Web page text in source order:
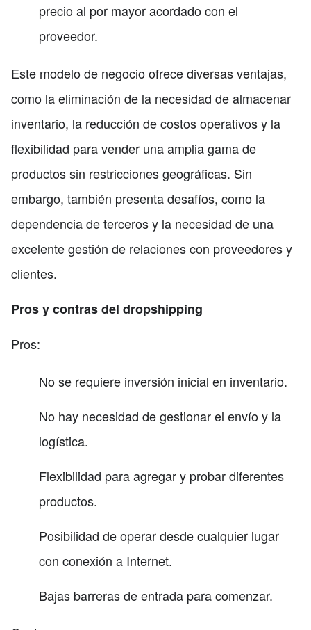
precio al por mayor acordado con el
proveedor.
Este modelo de negocio ofrece diversas ventajas,
como la eliminación de la necesidad de almacenar
inventario, la reducción de costos operativos y la
flexibilidad para vender una amplia gama de
productos sin restricciones geográficas. Sin
embargo, también presenta desafíos, como la
dependencia de terceros y la necesidad de una
excelente gestión de relaciones con proveedores y
clientes.
Pros y contras del dropshipping
Pros:
No se requiere inversión inicial en inventario.
No hay necesidad de gestionar el envío y la
logística.
Flexibilidad para agregar y probar diferentes
productos.
Posibilidad de operar desde cualquier lugar
con conexión a Internet.
Bajas barreras de entrada para comenzar.